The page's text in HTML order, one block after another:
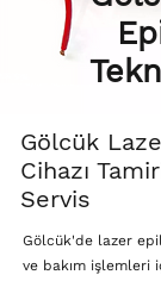
Gölcük
Cihazı
Servis
Gölcük'de lazer
ve bakım işlemleri